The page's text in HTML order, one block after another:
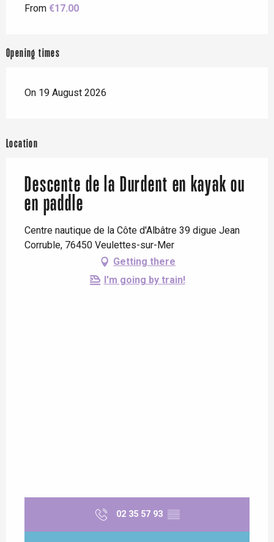
From €17.00
Opening times
On 19 August 2026
Location
Descente de la Durdent en kayak ou
en paddle
Centre nautique de la Côte d'Albâtre 39 digue Jean
Corruble, 76450 Veulettes-sur-Mer
Getting there
I'm going by train!
02 35 57 93 ▒▒